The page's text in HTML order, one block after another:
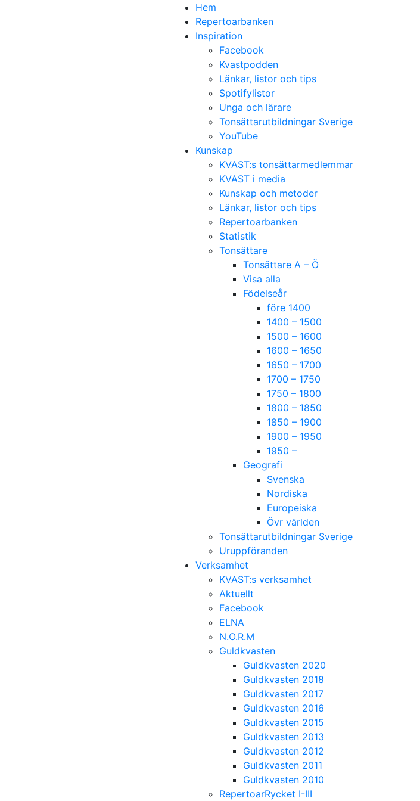
Hem
Repertoarbanken
Inspiration
Facebook
Kvastpodden
Länkar, listor och tips
Spotifylistor
Unga och lärare
Tonsättarutbildningar Sverige
YouTube
Kunskap
KVAST:s tonsättarmedlemmar
KVAST i media
Kunskap och metoder
Länkar, listor och tips
Repertoarbanken
Statistik
Tonsättare
Tonsättare A – Ö
Visa alla
Födelseår
före 1400
1400 – 1500
1500 – 1600
1600 – 1650
1650 – 1700
1700 – 1750
1750 – 1800
1800 – 1850
1850 – 1900
1900 – 1950
1950 –
Geografi
Svenska
Nordiska
Europeiska
Övr världen
Tonsättarutbildningar Sverige
Uruppföranden
Verksamhet
KVAST:s verksamhet
Aktuellt
Facebook
ELNA
N.O.R.M
Guldkvasten
Guldkvasten 2020
Guldkvasten 2018
Guldkvasten 2017
Guldkvasten 2016
Guldkvasten 2015
Guldkvasten 2013
Guldkvasten 2012
Guldkvasten 2011
Guldkvasten 2010
RepertoarRycket I-III